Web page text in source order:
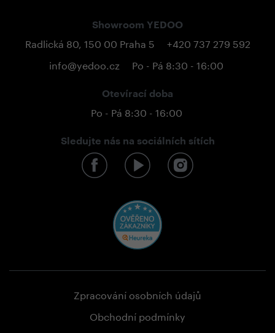
Showroom YEDOO
Radlická 80, 150 00 Praha 5
+420 737 279 592
info@yedoo.cz
Po - Pá 8:30 - 16:00
Otevírací doba
Po - Pá 8:30 - 16:00
Sledujte nás na sociálních sítích
Zpracování osobních údajů
Obchodní podmínky